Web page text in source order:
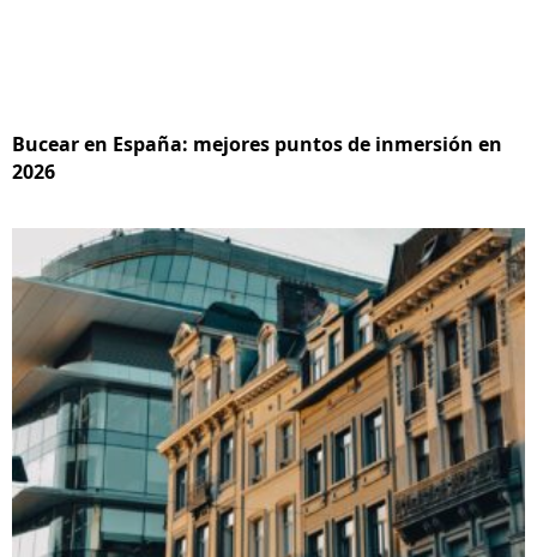
Bucear en España: mejores puntos de inmersión en
2026